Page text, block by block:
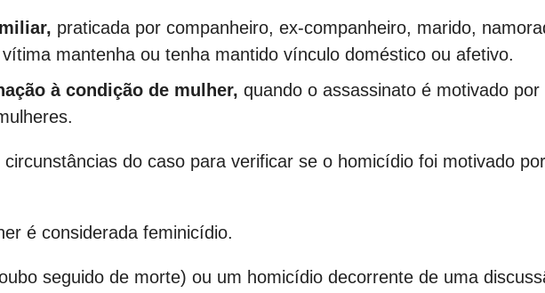
praticada por companheiro, ex-companheiro, marido,
mantenha ou tenha mantido vínculo doméstico ou afetivo.
à condição de mulher, quando o assassinato é motivado por
do caso para verificar se o homicídio foi motivado
é considerada feminicídio.
seguido de morte) ou um homicídio decorrente de uma